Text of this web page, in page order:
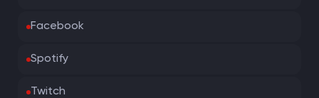
Facebook
Spotify
Twitch